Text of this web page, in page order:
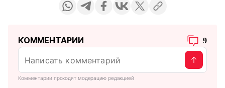
КОММЕНТАРИИ 9
Комментарии проходят модерацию редакцией